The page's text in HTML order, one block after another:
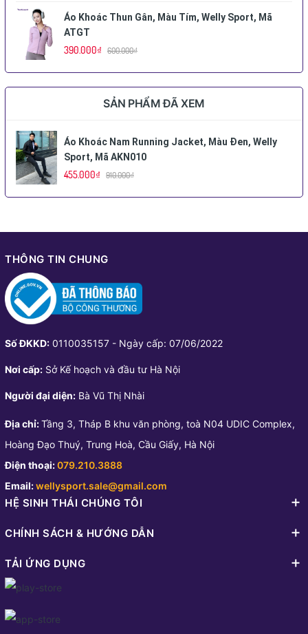
Áo Khoác Thun Gân, Màu Tím, Welly Sport, Mã
ATGT
390.000₫ 600.000₫
SẢN PHẨM ĐÃ XEM
Áo Khoác Nam Running Jacket, Màu Đen, Welly
Sport, Mã AKN010
455.000₫ 910.000₫
THÔNG TIN CHUNG
Số ĐKKD: 0110035157 - Ngày cấp: 07/06/2022
Nơi cấp: Sở Kế hoạch và đầu tư Hà Nội
Người đại diện: Bà Vũ Thị Nhài
Địa chỉ:Tầng 3, Tháp B khu văn phòng, toà N04 UDIC Complex,
Hoàng Đạo Thuý, Trung Hoà, Cầu Giấy, Hà Nội
Điện thoại:079.210.3888
Email:wellysport.sale@gmail.com
HỆ SINH THÁI CHÚNG TÔI
CHÍNH SÁCH & HƯỚNG DẪN
TẢI ỨNG DỤNG